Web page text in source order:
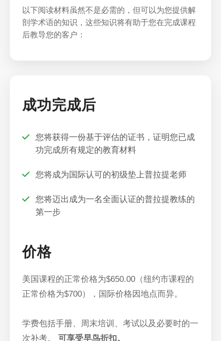
以下阅读材料虽然不是必需的，但可以为您提供解
剖学术语的知识，这些知识将有助于您在完成课程
后教导您的客户：
成功完成后
您将获得一份基于评估的证书，证明您已成
功完成所有规定的教育材料
您将成为国际认可的初级垫上普拉提老师
您将迈出成为一名全面认证的普拉提教练的
第一步
价格
美国课程的正常价格为$650.00（纽约市课程的
正常价格为$700），国际价格因地点而异。
学费包括手册、周末培训、考试以及必要时的一
次补考。 可享受早鸟折扣。